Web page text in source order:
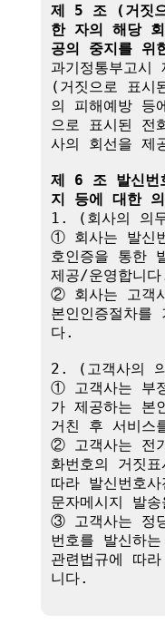
제 5 조 (거짓
한 자의 해당
공의 중지를 위
과기정통부고
(거짓으로 표시
의 피해예방 등
으로 표시된 전
사의 회선을 제
제 6 조 발신번
지 등에 대한
1. (회사의 의
① 회사는 발신
호인증을 통한
제공/운영합니
② 회사는 고객
본인인증절차를
다.
2. (고객사의
① 고객사는 부
가 제공하는 본
거친 후 서비스
② 고객사는 전
화번호의 거짓
따라 발신번호
문자메시지 발
③ 고객사는 정
번호를 발신하
관련법규에 따
니다.